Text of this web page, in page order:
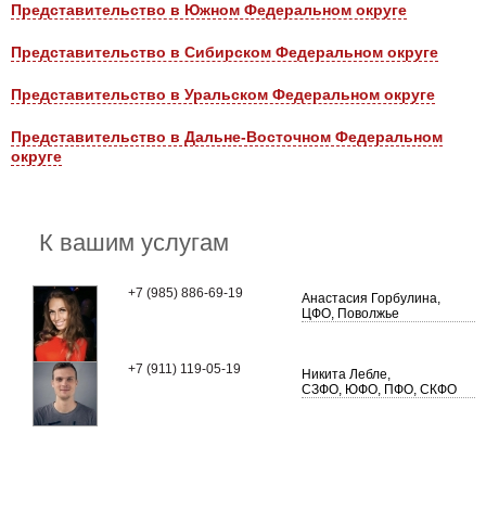
Представительство в Южном Федеральном округе
Представительство в Сибирском Федеральном округе
Представительство в Уральском Федеральном округе
Представительство в Дальне-Восточном Федеральном
округе
К вашим услугам
Анастасия Горбулина,
ЦФО, Поволжье
+7 (985) 886-69-19
Никита Лебле,
СЗФО, ЮФО, ПФО, СКФО
+7 (911) 119-05-19